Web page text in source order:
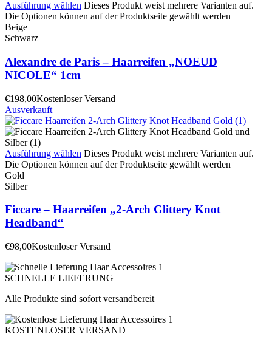
Ausführung wählen Dieses Produkt weist mehrere Varianten auf.
Die Optionen können auf der Produktseite gewählt werden
Beige
Schwarz
Alexandre de Paris – Haarreifen „NOEUD
NICOLE“ 1cm
€198,00Kostenloser Versand
Ausverkauft
Ausführung wählen Dieses Produkt weist mehrere Varianten auf.
Die Optionen können auf der Produktseite gewählt werden
Gold
Silber
Ficcare – Haarreifen „2-Arch Glittery Knot
Headband“
€98,00Kostenloser Versand
SCHNELLE LIEFERUNG
Alle Produkte sind sofort versandbereit
KOSTENLOSER VERSAND